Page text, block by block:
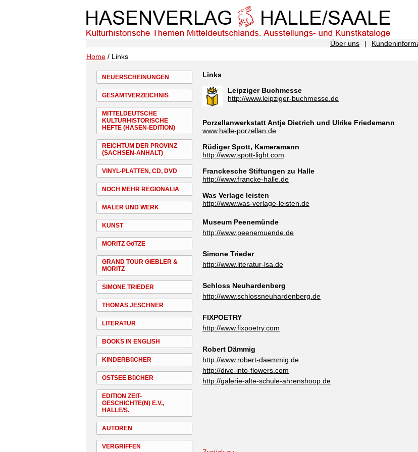
Über uns |
Home / Links
NEUERSCHEINUNGEN
GESAMTVERZEICHNIS
MITTELDEUTSCHE
KULTURHISTORISCHE
HEFTE (HASEN-EDITION)
REICHTUM DER PROVINZ
(SACHSEN-ANHALT)
VINYL-PLATTEN, CD, DVD
NOCH MEHR REGIONALIA
MALER UND WERK
KUNST
MORITZ GöTZE
GRAND TOUR GIEBLER &
MORITZ
SIMONE TRIEDER
THOMAS JESCHNER
LITERATUR
BOOKS IN ENGLISH
KINDERBüCHER
OSTSEE BüCHER
EDITION ZEIT-
GESCHICHTE(N) E.V.,
HALLE/S.
AUTOREN
VERGRIFFEN
Links
Leipziger Buchmesse
http://www.leipziger-buchmesse.de
Porzellanwerkstatt Antje Dietrich und Ulrike Friedemann
www.halle-porzellan.de
Rüdiger Spott, Kameramann
http://www.spott-light.com
Franckesche Stiftungen zu Halle
http://www.francke-halle.de
Was Verlage leisten
http://www.was-verlage-leisten.de
Museum Peenemünde
http://www.peenemuende.de
Simone Trieder
http://www.literatur-lsa.de
Schloss Neuhardenberg
http://www.schlossneuhardenberg.de
FIXPOETRY
http://www.fixpoetry.com
Robert Dämmig
http://www.robert-daemmig.de
http://dive-into-flowers.com
http://galerie-alte-schule-ahrenshoop.de